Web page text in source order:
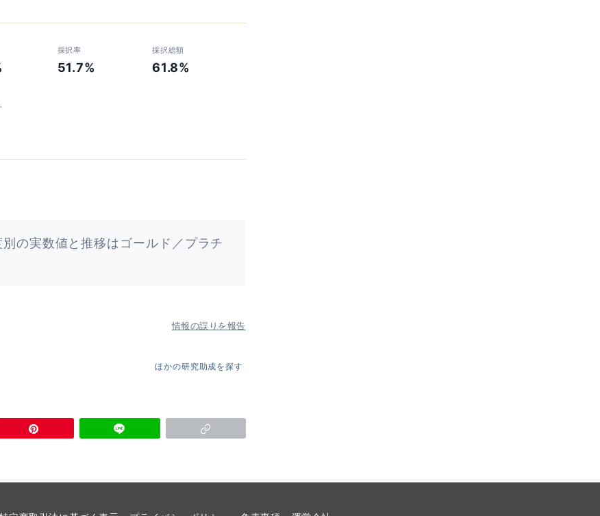
採択率
51.7%
採択総額
61.8%
の実数値と推移はゴールド／プラチ
情報の誤りを報告
ほかの研究助成を探す